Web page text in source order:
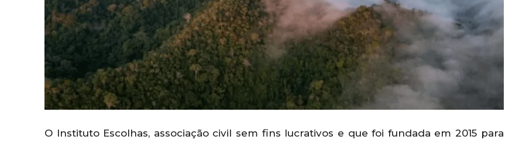
O Instituto Escolhas, associação civil sem fins lucrativos e que foi fundada em 2015 para